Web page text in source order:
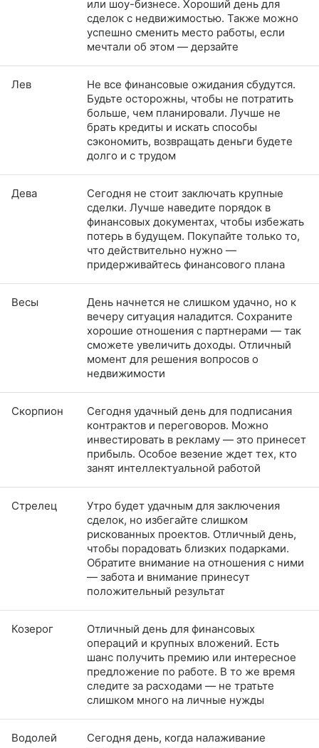
или шоу-бизнесе. Хороший день для
сделок с недвижимостью. Также можно
успешно сменить место работы, если
мечтали об этом — дерзайте
Лев
Не все финансовые ожидания сбудутся.
Будьте осторожны, чтобы не потратить
больше, чем планировали. Лучше не
брать кредиты и искать способы
сэкономить, возвращать деньги будете
долго и с трудом
Дева
Сегодня не стоит заключать крупные
сделки. Лучше наведите порядок в
финансовых документах, чтобы избежать
потерь в будущем. Покупайте только то,
что действительно нужно —
придерживайтесь финансового плана
Весы
День начнется не слишком удачно, но к
вечеру ситуация наладится. Сохраните
хорошие отношения с партнерами — так
сможете увеличить доходы. Отличный
момент для решения вопросов о
недвижимости
Скорпион
Сегодня удачный день для подписания
контрактов и переговоров. Можно
инвестировать в рекламу — это принесет
прибыль. Особое везение ждет тех, кто
занят интеллектуальной работой
Стрелец
Утро будет удачным для заключения
сделок, но избегайте слишком
рискованных проектов. Отличный день,
чтобы порадовать близких подарками.
Обратите внимание на отношения с ними
— забота и внимание принесут
положительный результат
Козерог
Отличный день для финансовых
операций и крупных вложений. Есть
шанс получить премию или интересное
предложение по работе. В то же время
следите за расходами — не тратьте
слишком много на личные нужды
Водолей
Сегодня день, когда налаживание